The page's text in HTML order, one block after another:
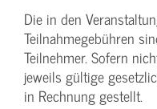
Die in den
Teilnahmegebühren
Teilnehmer. Sofern
jeweils gültige
in Rechnung gestellt.